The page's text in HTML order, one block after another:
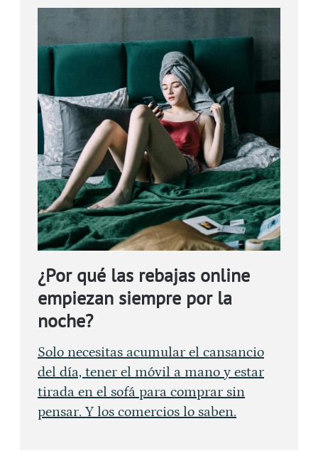
¿Por qué las rebajas online
empiezan siempre por la
noche?
Solo necesitas acumular el cansancio
del día, tener el móvil a mano y estar
tirada en el sofá para comprar sin
pensar. Y los comercios lo saben.